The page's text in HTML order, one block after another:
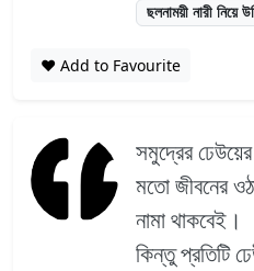
ছলনাময়ী নারী নিয়ে
❤️ Add to Favourite
সমুদ্রের ঢেউয়ের
মতো জীবনের
নামা থাকবেই।
কিন্তু প্রতিটি